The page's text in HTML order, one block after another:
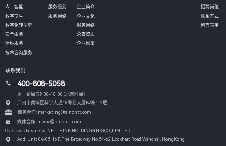
人工智能
数字孪生
数字化转型解
安全服务
运维服务
技术咨询服务
服务级别
服务网络
企业简介
企业文化
服务网络
荣誉资质
企业风采
招聘岗位
联系方式
留言表单
联系我们
400-808-5058
周一到周五9:30-18:00 (北京时间）
广州市黄埔区科学大道18号芯大厦B2栋1-2层
商务合作: marketing@sinontt.com
媒体合作: media@sinontt.com
Overseas business: NETTHINK HOLDINGS(HK)CO.,LIMITED
Add: Unit 04-05, 16F, The Broadway No.54-62 Lockhart Road,Wanchai, HongKong